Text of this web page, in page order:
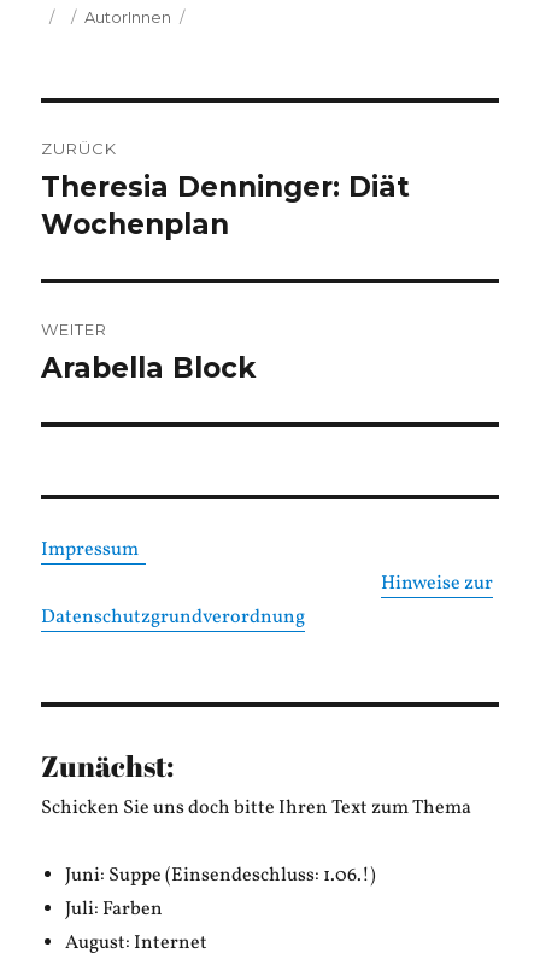
Veröffentlicht
Kategorien
AutorInnen
ZURÜCK
Vorheriger
Beitrag:
Theresia Denninger: Diät
Wochenplan
WEITER
Nächster
Arabella Block
Impressum
Hinweise zur
Datenschutzgrundverordnung
Zunächst:
Schicken Sie uns doch bitte Ihren Text zum Thema
Juni: Suppe (Einsendeschluss: 1.06.!)
Juli: Farben
August: Internet